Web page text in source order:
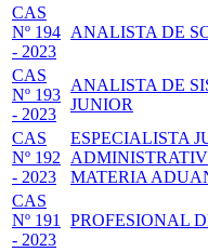
CAS
Nº 194
- 2023
ANALISTA DE
CAS
Nº 193
- 2023
ANALISTA DE
JUNIOR
CAS
Nº 192
- 2023
ESPECIALISTA
MATERIA
CAS
Nº 191
- 2023
PROFESIONAL